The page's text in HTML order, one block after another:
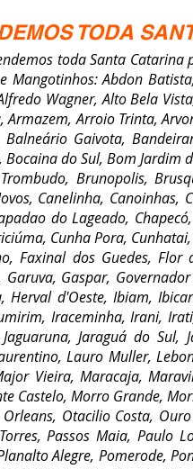
TODA
toda Santa Catarina para
Mangotinhos: Abdon
Wagner, Alto Bela
Armazem, Arroio Trinta,
Balneário Gaivota,
do Sul, Bom Jardim
Brunopolis,
Canelinha, Canoinhas,
do Lageado,
Cunha Pora,
Faxinal dos Guedes,
Garuva, Gaspar,
Herval d'Oeste, Ibiam,
Iraceminha, Irani,
Jaraguá do Sul,
Lauro Muller,
Vieira, Maracaja,
Castelo, Morro Grande,
Otacilio Costa,
Passos Maia, Paulo
Alegre, Pomerode,